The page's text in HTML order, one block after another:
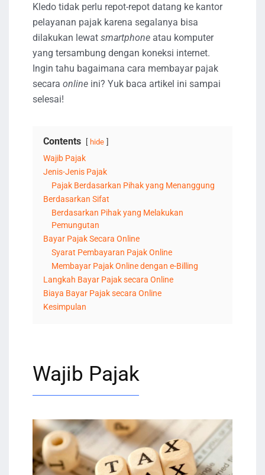
Kledo tidak perlu repot-repot datang ke kantor
pelayanan pajak karena segalanya bisa
dilakukan lewat smartphone atau komputer
yang tersambung dengan koneksi internet.
Ingin tahu bagaimana cara membayar pajak
secara online ini? Yuk baca artikel ini sampai
selesai!
Contents hide
Wajib Pajak
Jenis-Jenis Pajak
Pajak Berdasarkan Pihak yang Menanggung
Berdasarkan Sifat
Berdasarkan Pihak yang Melakukan
Pemungutan
Bayar Pajak Secara Online
Syarat Pembayaran Pajak Online
Membayar Pajak Online dengan e-Billing
Langkah Bayar Pajak secara Online
Biaya Bayar Pajak secara Online
Kesimpulan
Wajib Pajak